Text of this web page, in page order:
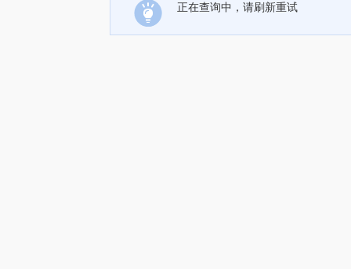
正在查询中，请刷新重试